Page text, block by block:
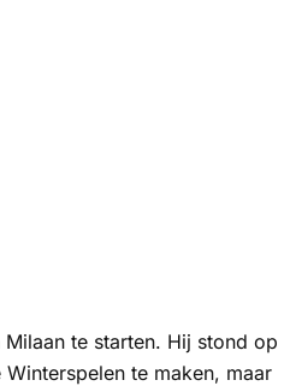
te starten. Hij stond op
te maken, maar